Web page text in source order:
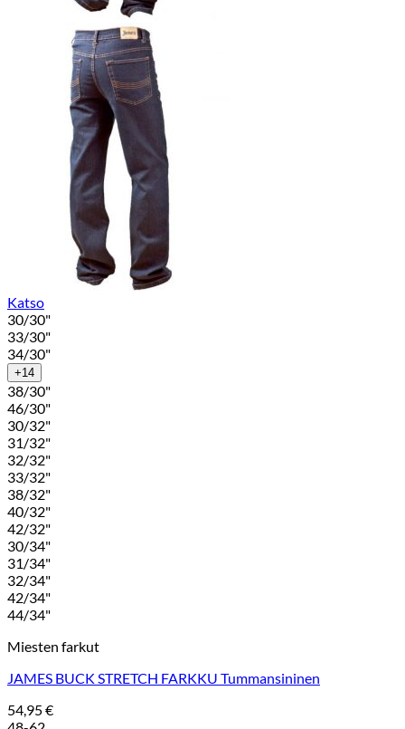
Katso
30/30"
33/30"
34/30"
+14
38/30"
46/30"
30/32"
31/32"
32/32"
33/32"
38/32"
40/32"
42/32"
30/34"
31/34"
32/34"
42/34"
44/34"
Miesten farkut
JAMES BUCK STRETCH FARKKU Tummansininen
54,95€